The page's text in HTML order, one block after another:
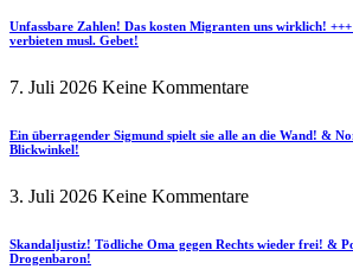
Unfassbare Zahlen! Das kosten Migranten uns wirklich!
verbieten musl. Gebet!
7. Juli 2026 Keine Kommentare
Ein überragender Sigmund spielt sie alle an die Wand! &
Blickwinkel!
3. Juli 2026 Keine Kommentare
Skandaljustiz! Tödliche Oma gegen Rechts wieder frei! &
Drogenbaron!